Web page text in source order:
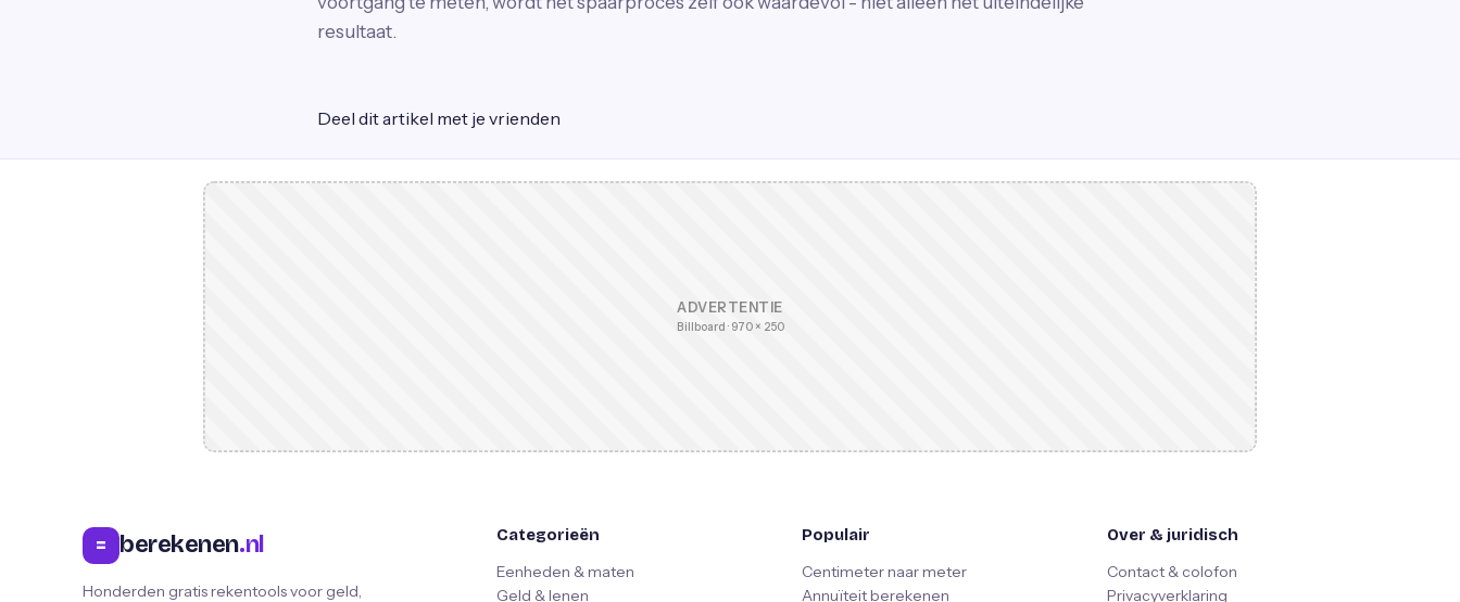
resultaat.
Deel dit artikel met je vrienden
ADVERTENTIE
Billboard · 970 × 250
= berekenen.nl
Honderden gratis rekentools voor geld,
Categorieën
Eenheden & maten
Geld & lenen
Populair
Centimeter naar meter
Annuïteit berekenen
Over & juridisch
Contact & colofon
Privacyverklaring